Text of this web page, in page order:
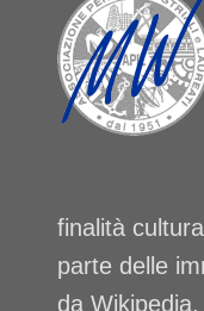
finalità
parte delle
da